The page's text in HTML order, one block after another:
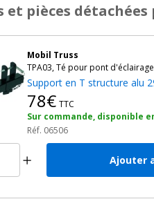
et pièces détachées
Mobil Truss
TPA03, Té pour pont
Support en T structure alu
78€ TTC
Sur commande, disponible
Réf. 06506
Ajouter